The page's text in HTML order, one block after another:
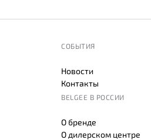
СОБЫТИЯ
Новости
Контакты
BELGEE В РОССИИ
О бренде
О дилерском центре